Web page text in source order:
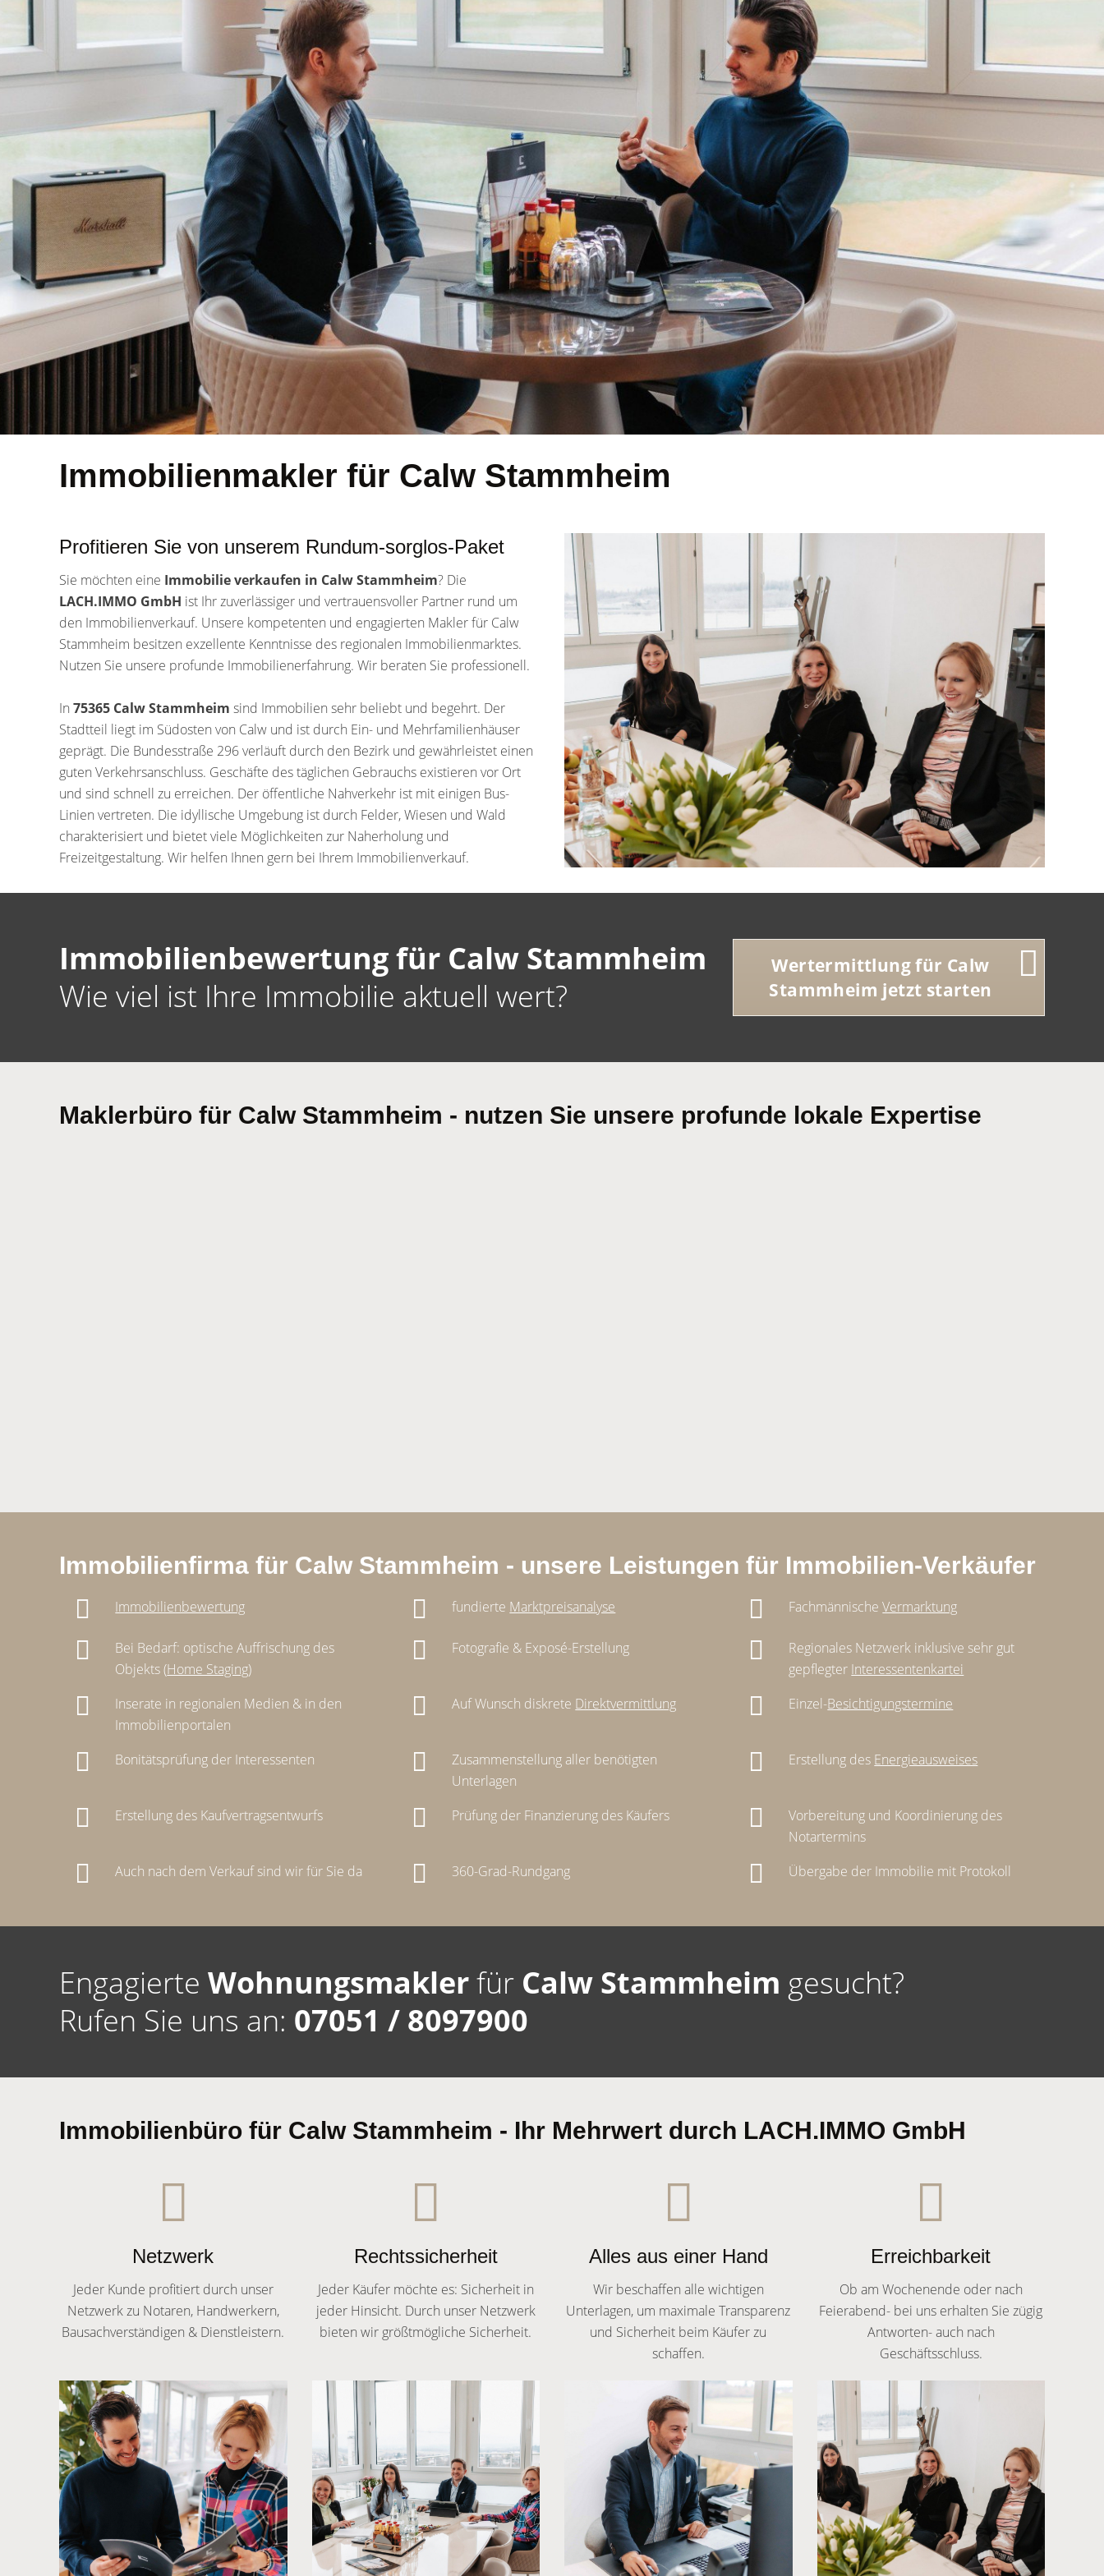
Immobilienmakler für Calw Stammheim
Profitieren Sie von unserem Rundum-sorglos-Paket
Sie möchten eine Immobilie verkaufen in Calw Stammheim? Die
LACH.IMMO GmbH ist Ihr zuverlässiger und vertrauensvoller Partner rund um
den Immobilienverkauf. Unsere kompetenten und engagierten Makler für Calw
Stammheim besitzen exzellente Kenntnisse des regionalen Immobilienmarktes.
Nutzen Sie unsere profunde Immobilienerfahrung. Wir beraten Sie professionell.
In 75365 Calw Stammheim sind Immobilien sehr beliebt und begehrt. Der
Stadtteil liegt im Südosten von Calw und ist durch Ein- und Mehrfamilienhäuser
geprägt. Die Bundesstraße 296 verläuft durch den Bezirk und gewährleistet einen
guten Verkehrsanschluss. Geschäfte des täglichen Gebrauchs existieren vor Ort
und sind schnell zu erreichen. Der öffentliche Nahverkehr ist mit einigen Bus-
Linien vertreten. Die idyllische Umgebung ist durch Felder, Wiesen und Wald
charakterisiert und bietet viele Möglichkeiten zur Naherholung und
Freizeitgestaltung. Wir helfen Ihnen gern bei Ihrem Immobilienverkauf.
Immobilienbewertung für Calw Stammheim
Wie viel ist Ihre Immobilie aktuell wert?
Wertermittlung für Calw
Stammheim jetzt starten
Maklerbüro für Calw Stammheim - nutzen Sie unsere profunde lokale Expertise
Immobilienfirma für Calw Stammheim - unsere Leistungen für Immobilien-Verkäufer
Immobilienbewertung fundierte Marktpreisanalyse FachmännischeVermarktung
Bei Bedarf: optische Auffrischung des
Objekts (Home Staging)
Fotografie & Exposé-Erstellung
Regionales Netzwerk inklusive sehr gut
gepflegter Interessentenkartei
Inserate in regionalen Medien & in den
Immobilienportalen
Auf Wunsch diskrete Direktvermittlung Einzel-Besichtigungstermine
Bonitätsprüfung der Interessenten
Zusammenstellung aller benötigten
Unterlagen
Erstellung des Energieausweises
Erstellung des Kaufvertragsentwurfs Prüfung der Finanzierung des Käufers
Vorbereitung und Koordinierung des
Notartermins
Auch nach dem Verkauf sind wir für Sie da
360-Grad-Rundgang Übergabe der Immobilie mit Protokoll
Engagierte Wohnungsmaklerfür Calw Stammheim gesucht?
Rufen Sie uns an: 07051 / 8097900
Immobilienbüro für Calw Stammheim - Ihr Mehrwert durch LACH.IMMO GmbH
Netzwerk
Jeder Kunde profitiert durch unser
Netzwerk zu Notaren, Handwerkern,
Bausachverständigen & Dienstleistern.
Rechtssicherheit
Jeder Käufer möchte es: Sicherheit in
jeder Hinsicht. Durch unser Netzwerk
bieten wir größtmögliche Sicherheit.
Alles aus einer Hand
Wir beschaffen alle wichtigen
Unterlagen, um maximale Transparenz
und Sicherheit beim Käufer zu
schaffen.
Erreichbarkeit
Ob am Wochenende oder nach
Feierabend- bei uns erhalten Sie zügig
Antworten- auch nach
Geschäftsschluss.